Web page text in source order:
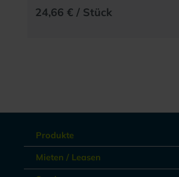
24,66 € / Stück
Produkte
Mieten / Leasen